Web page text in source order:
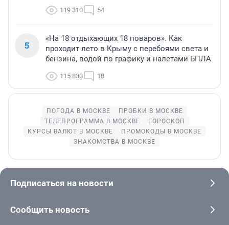
119 310 54
5
«На 18 отдыхающих 18 поваров». Как
проходит лето в Крыму с перебоями света и
бензина, водой по графику и налетами БПЛА
115 830 18
ПОГОДА В МОСКВЕ
ПРОБКИ В МОСКВЕ
ТЕЛЕПРОГРАММА В МОСКВЕ
ГОРОСКОП
КУРСЫ ВАЛЮТ В МОСКВЕ
ПРОМОКОДЫ В МОСКВЕ
ЗНАКОМСТВА В МОСКВЕ
Подписаться на новости
Сообщить новость